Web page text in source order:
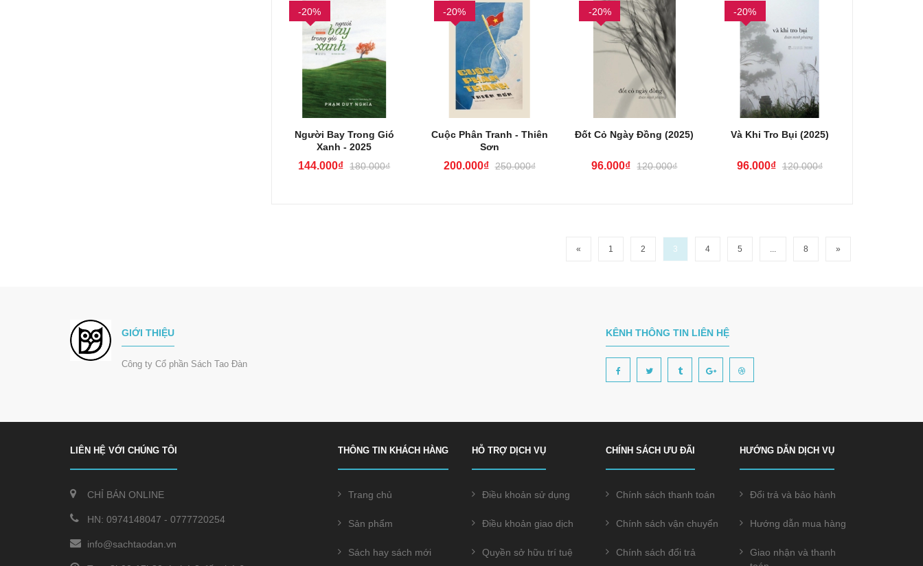
-20%
Người Bay Trong Gió
Xanh - 2025
144.000₫ 180.000₫
-20%
Cuộc Phân Tranh - Thiên
Sơn
200.000₫ 250.000₫
-20%
Đốt Cỏ Ngày Đồng (2025)
96.000₫ 120.000₫
-20%
Và Khi Tro Bụi (2025)
96.000₫ 120.000₫
« 1 2 3 4 5 ... 8 »
GIỚI THIỆU
Công ty Cổ phần Sách Tao Đàn
KÊNH THÔNG TIN LIÊN HỆ
LIÊN HỆ VỚI CHÚNG TÔI
CHỈ BÁN ONLINE
HN: 0974148047 - 0777720254
info@sachtaodan.vn
THÔNG TIN KHÁCH HÀNG
Trang chủ
Sản phẩm
Sách hay sách mới
HỖ TRỢ DỊCH VỤ
Điều khoản sử dụng
Điều khoản giao dịch
Quyền sở hữu trí tuệ
CHÍNH SÁCH ƯU ĐÃI
Chính sách thanh toán
Chính sách vận chuyển
Chính sách đổi trả
HƯỚNG DẪN DỊCH VỤ
Đổi trả và bảo hành
Hướng dẫn mua hàng
Giao nhận và thanh